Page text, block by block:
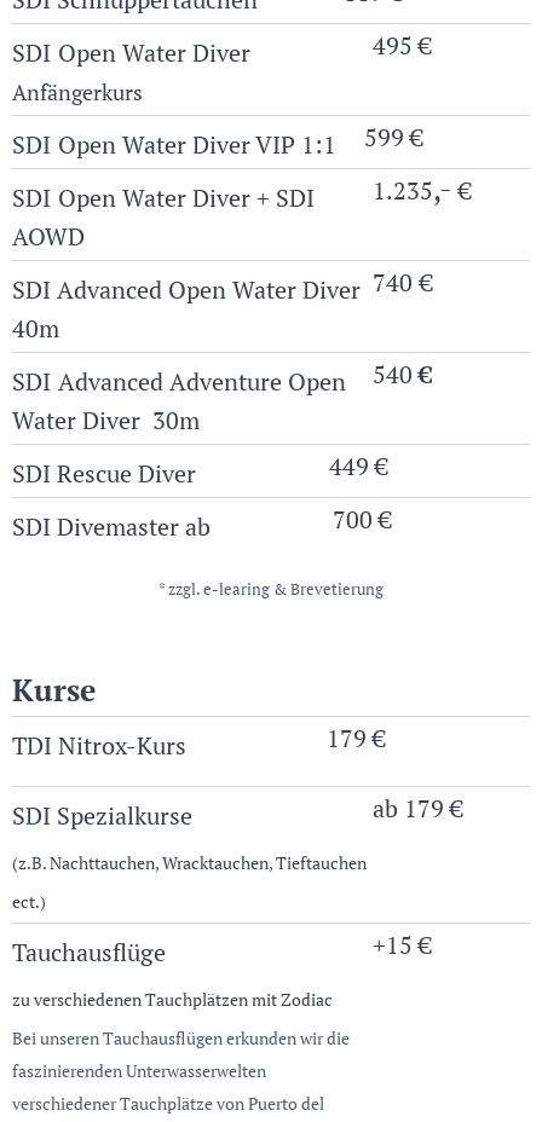
SDI Open Water Diver
Anfängerkurs
495 €
SDI Open Water Diver VIP 1:1
599 €
SDI Open Water Diver + SDI
AOWD
1.235,-€
SDI Advanced Open Water Diver
40m
740 €
SDI Advanced Adventure Open
Water Diver 30m
540€
SDI Rescue Diver
449 €
SDI Divemaster ab
700 €
* zzgl. e-learing & Brevetierung
Kurse
TDI Nitrox-Kurs 179 €
SDI Spezialkurse
(z.B. Nachttauchen, Wracktauchen, Tieftauchen
ect.)
ab 179 €
Tauchausflüge
zu verschiedenen Tauchplätzen mit Zodiac
Bei unseren Tauchausflügen erkunden wir die
faszinierenden Unterwasserwelten
verschiedener Tauchplätze von Puerto del
+15 €